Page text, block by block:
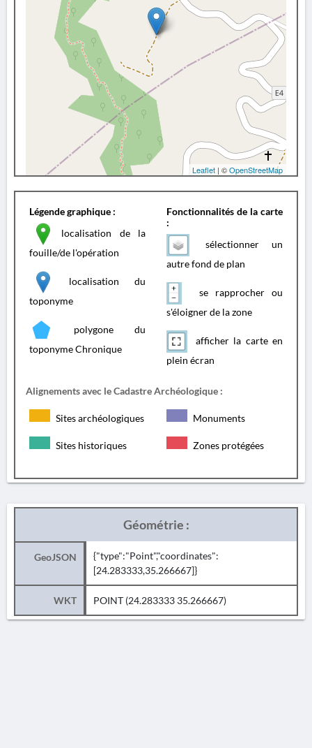
Leaflet | ©OpenStreetMap
Légende graphique :
localisation de la
fouille/de l'opération
localisation du
toponyme
polygone du
toponyme Chronique
Fonctionnalités de la carte
:
sélectionner un
autre fond de plan
se rapprocher ou
s'éloigner de la zone
afficher la carte en
plein écran
Alignements avec le Cadastre Archéologique :
Sites archéologiques Monuments
Sites historiques Zones protégées
Géométrie :
GeoJSON
{"type":"Point","coordinates":
[24.283333,35.266667]}
WKT POINT (24.283333 35.266667)